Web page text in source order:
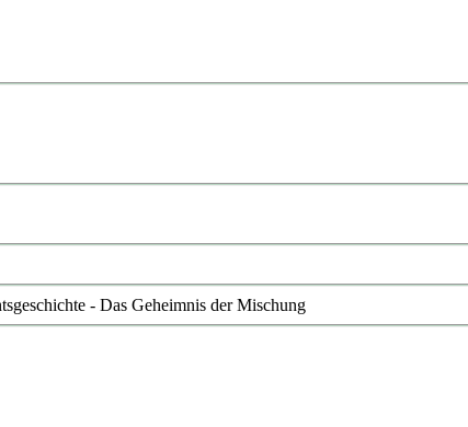
- Das Geheimnis der Mischung